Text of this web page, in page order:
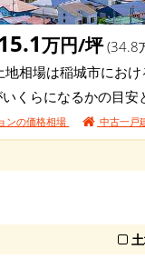
万円/坪(34.8
相場は稲城市におけ
くらになるかの目安
ンの価格相場 中古一戸